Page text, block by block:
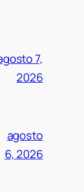
7,
2026
agosto
6, 2026